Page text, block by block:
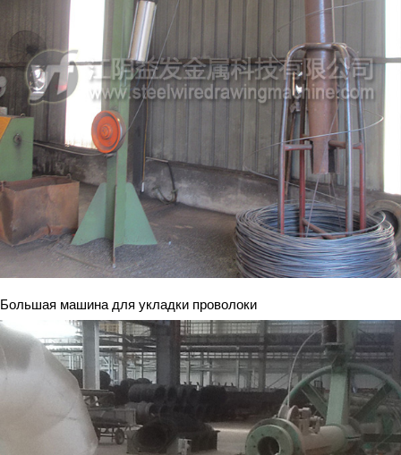
Большая машина для укладки проволоки